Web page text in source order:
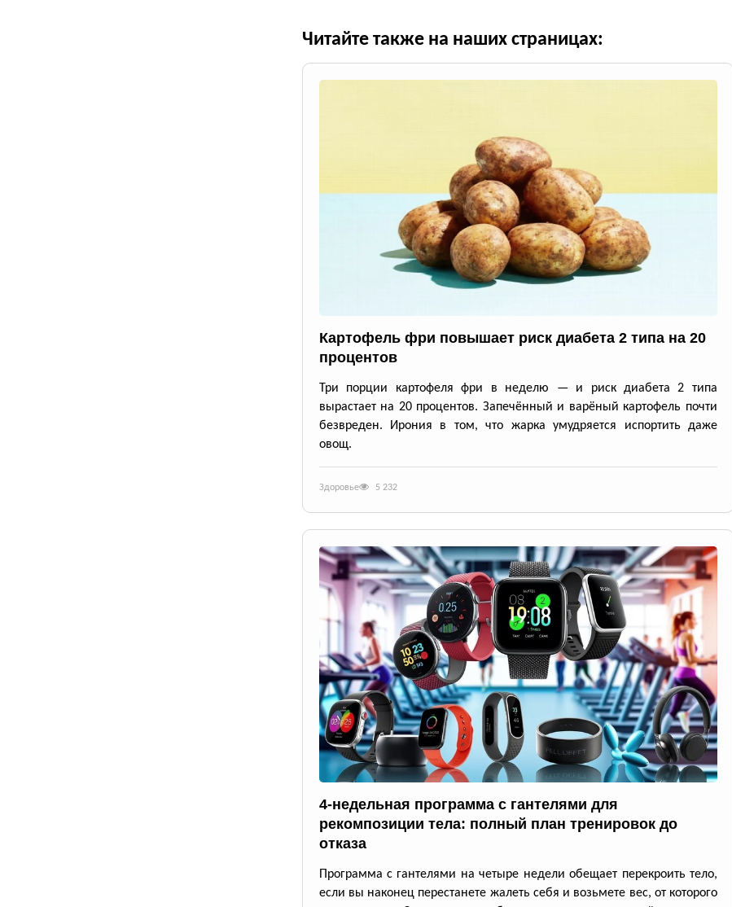
Читайте также на наших страницах:
Картофель фри повышает риск диабета 2 типа на 20
процентов
Три порции картофеля фри в неделю — и риск диабета 2 типа
вырастает на 20 процентов. Запечённый и варёный картофель почти
безвреден. Ирония в том, что жарка умудряется испортить даже
овощ.
Здоровье 5 232
4-недельная программа с гантелями для
рекомпозиции тела: полный план тренировок до
отказа
Программа с гантелями на четыре недели обещает перекроить тело,
если вы наконец перестанете жалеть себя и возьмете вес, от которого